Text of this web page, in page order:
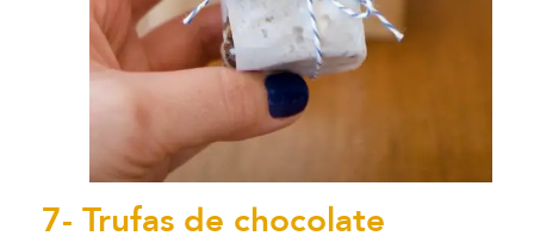
7- Trufas de chocolate